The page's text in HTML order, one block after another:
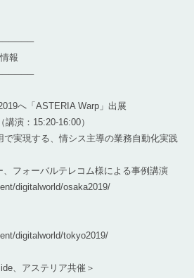
報
へ「ASTERIA Warp」出展
演：15:20-16:00）
実現する、情シス主導の業務自動化実践
フォーバルテレコム様による事例講演
digitalworld/osaka2019/
digitalworld/tokyo2019/
、アステリア共催＞